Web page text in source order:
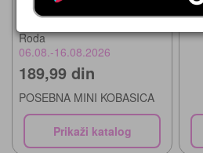
Roda
06.08.-16.08.2026
189,99 din
POSEBNA MINI KOBASICA
Prikaži katalog